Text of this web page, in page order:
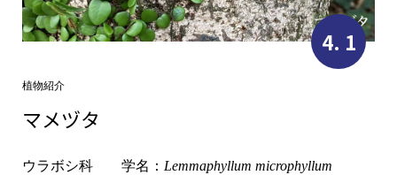
4. 1
植物紹介
マメヅタ
ウラボシ科 学名： Lemmaphyllum microphyllum